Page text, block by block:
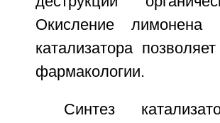
Окисление лимонена
катализатора
фармакологии.
Синтез